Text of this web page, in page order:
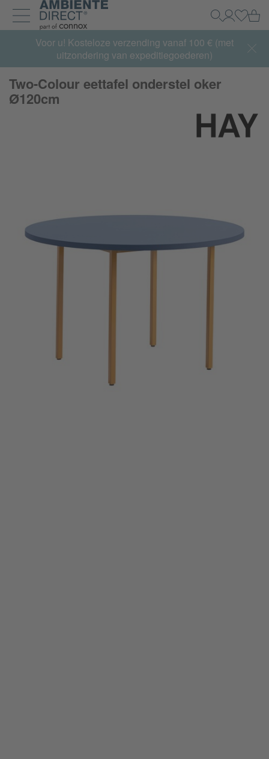
Home
Navigatie uit- en inklappen
Zoeken
Mijn
Summer Sale:met tot 65% korting >> nu bestellen
Voor u! Kosteloze verzending vanaf 100 € (met
uitzondering van expeditiegoederen)
Two-Colour eettafel onderstel oker
Ø120cm